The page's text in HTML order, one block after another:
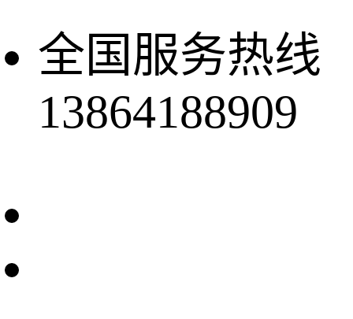
全国服务热线
13864188909